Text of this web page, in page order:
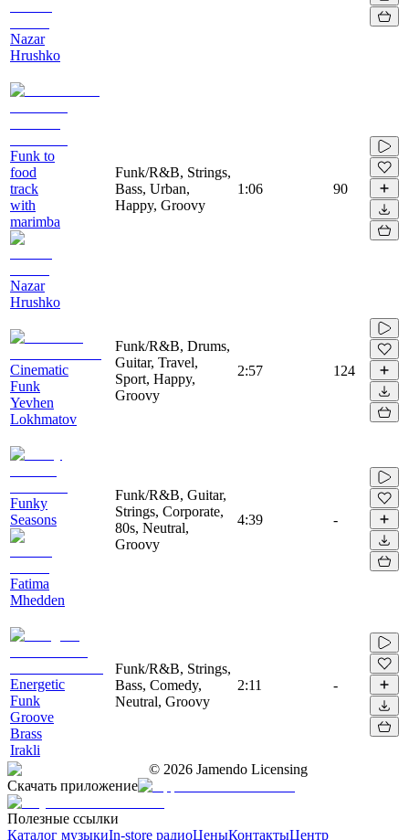
Nazar
Hrushko
Funk to
food
track
with
marimba
Nazar
Hrushko
Funk/R&B, Strings,
Bass, Urban,
Happy, Groovy
1:06 90
Cinematic
Funk
Yevhen
Lokhmatov
Funk/R&B, Drums,
Guitar, Travel,
Sport, Happy,
Groovy
2:57 124
Funky
Seasons
Fatima
Mhedden
Funk/R&B, Guitar,
Strings, Corporate,
80s, Neutral,
Groovy
4:39 -
Energetic
Funk
Groove
Brass
Irakli
Funk/R&B, Strings,
Bass, Comedy,
Neutral, Groovy
2:11 -
© 2026 Jamendo Licensing
Скачать приложение
Полезные ссылки
Каталог музыкиIn-store радиоЦеныКонтактыЦентр